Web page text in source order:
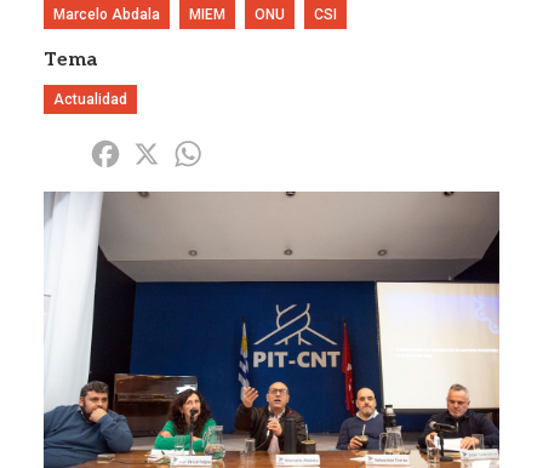
Marcelo Abdala MIEM ONU CSI
Tema
Actualidad
Share Facebook
X
Imagen